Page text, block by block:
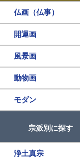
仏画（仏事）
開運画
風景画
動物画
モダン
宗派別に探す
浄土真宗